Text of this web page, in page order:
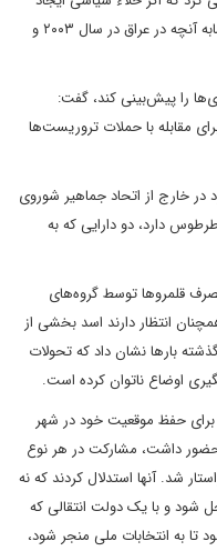
شود، ممکن است سوری‌ها با هرج و مرج مشابه آنچه در عراق در سال ۲۰۰۳ و
را پیش‌بینی کند، گفت:
مقابله با حملات تروریست‌ها
در خارج از اتحاد جماهیر شوروی
دارد، دو دارایی که به
قلمروها توسط گروه‌های
همچنان انتظار دارند اسد بخشی از
بارها نشان داد که تحولات
اوضاع ناتوان کرده است.
حفظ موقعیت خود در شهر
داشت، مشارکت در هر نوع
شد. آنها استدلال کردند که نه
شود و با یک دولت انتقالی که
تا به انتخابات ملی منجر شود،